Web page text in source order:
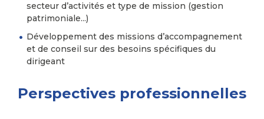
secteur d’activités et type de mission (gestion
patrimoniale...)
Développement des missions d’accompagnement
et de conseil sur des besoins spécifiques du
dirigeant
Perspectives professionnelles